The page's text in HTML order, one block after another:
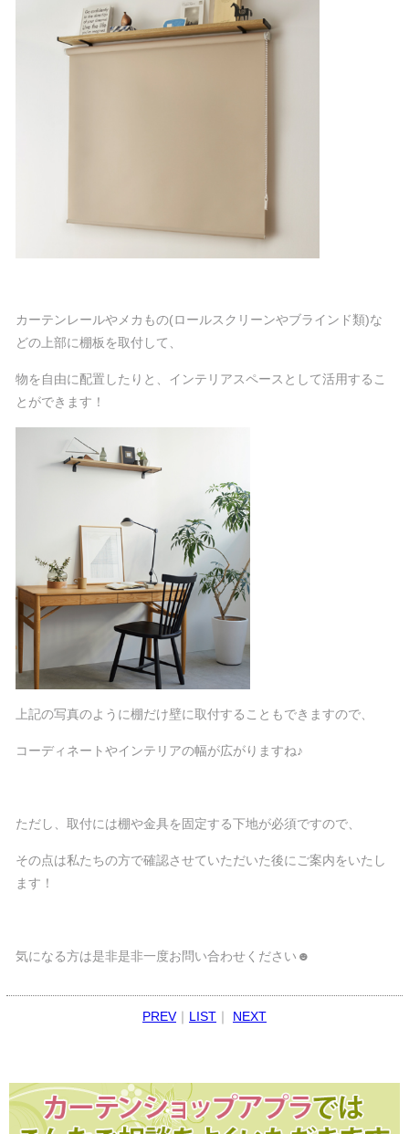
カーテンレールやメカもの(ロールスクリーンやブラインド類)な
どの上部に棚板を取付して、
物を自由に配置したりと、インテリアスペースとして活用するこ
とができます！
上記の写真のように棚だけ壁に取付することもできますので、
コーディネートやインテリアの幅が広がりますね♪
ただし、取付には棚や金具を固定する下地が必須ですので、
その点は私たちの方で確認させていただいた後にご案内をいたし
ます！
気になる方は是非是非一度お問い合わせください☻
PREV｜ LIST｜ NEXT